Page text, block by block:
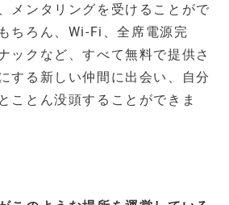
メンタリングを受けることがで
ちろん、Wi-Fi、全席電源完
ックなど、すべて無料で提供さ
する新しい仲間に出会い、自分
ことん没頭することができま